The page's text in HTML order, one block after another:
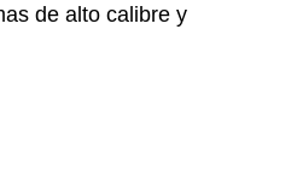
de alto calibre y